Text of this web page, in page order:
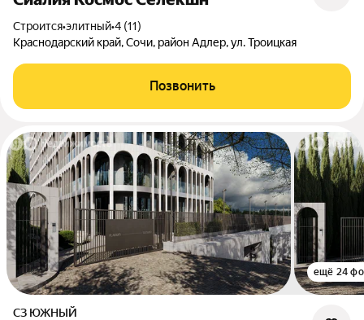
Строится•элитный•4 (11)
Краснодарский край, Сочи, район Адлер, ул. Троицкая
Позвонить
ещё 24
СЗ ЮЖНЫЙ